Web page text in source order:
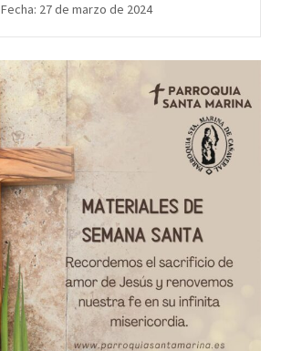
Fecha: 27 de marzo de 2024